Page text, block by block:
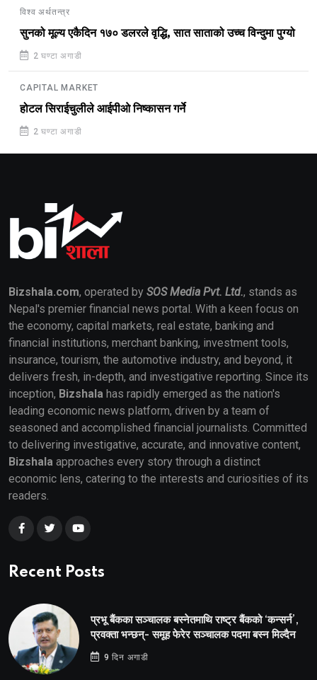
विश्व अर्थतन्त्र
सुनको मूल्य एकैदिन १७० डलरले वृद्धि, सात साताको उच्च विन्दुमा पुग्यो
2 घण्टा अगाडी
CAPITAL MARKET
होटल सिराईचुलीले आईपीओ निष्कासन गर्ने
2 घण्टा अगाडी
Bizshala.com, operated by SOS Media Pvt. Ltd., stands as
Nepal's premier financial news portal. With a keen focus on
the economy, capital markets, real estate, banking and
financial institutions, merchant banking, investment tools,
insurance, tourism, the automotive industry, and beyond, it
delivers fresh, in-depth, and investigative reporting. Since its
inception, Bizshala has rapidly emerged as the nation's
leading economic news platform, driven by a team of
seasoned and accomplished financial journalists. Committed
to delivering investigative, accurate, and innovative content,
Bizshala approaches every story through a distinct
economic lens, catering to the interests and curiosities of its
readers.
Recent Posts
प्रभू बैंकका सञ्चालक बस्नेतमाथि राष्ट्र बैंकको ‘कन्सर्न’,
प्रवक्ता भन्छन्- समूह फेरेर सञ्चालक पदमा बस्न मिल्दैन
9 दिन अगाडी